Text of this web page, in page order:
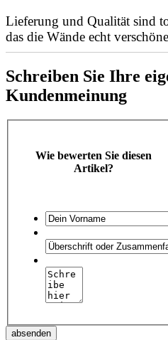
Lieferung und Qualität sind
das die Wände echt
Schreiben Sie Ihre
Kundenmeinung
Wie bewerten Sie diesen
Artikel?
absenden